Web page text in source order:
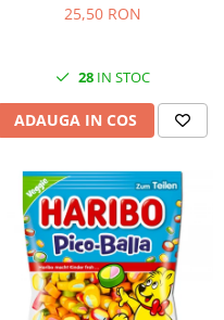
25,50 RON
28IN STOC
ADAUGA IN COS